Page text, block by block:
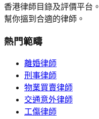
香港律師目錄及評價平台。
幫你搵到合適的律師。
熱門範疇
離婚律師
刑事律師
物業買賣律師
交通意外律師
工傷律師